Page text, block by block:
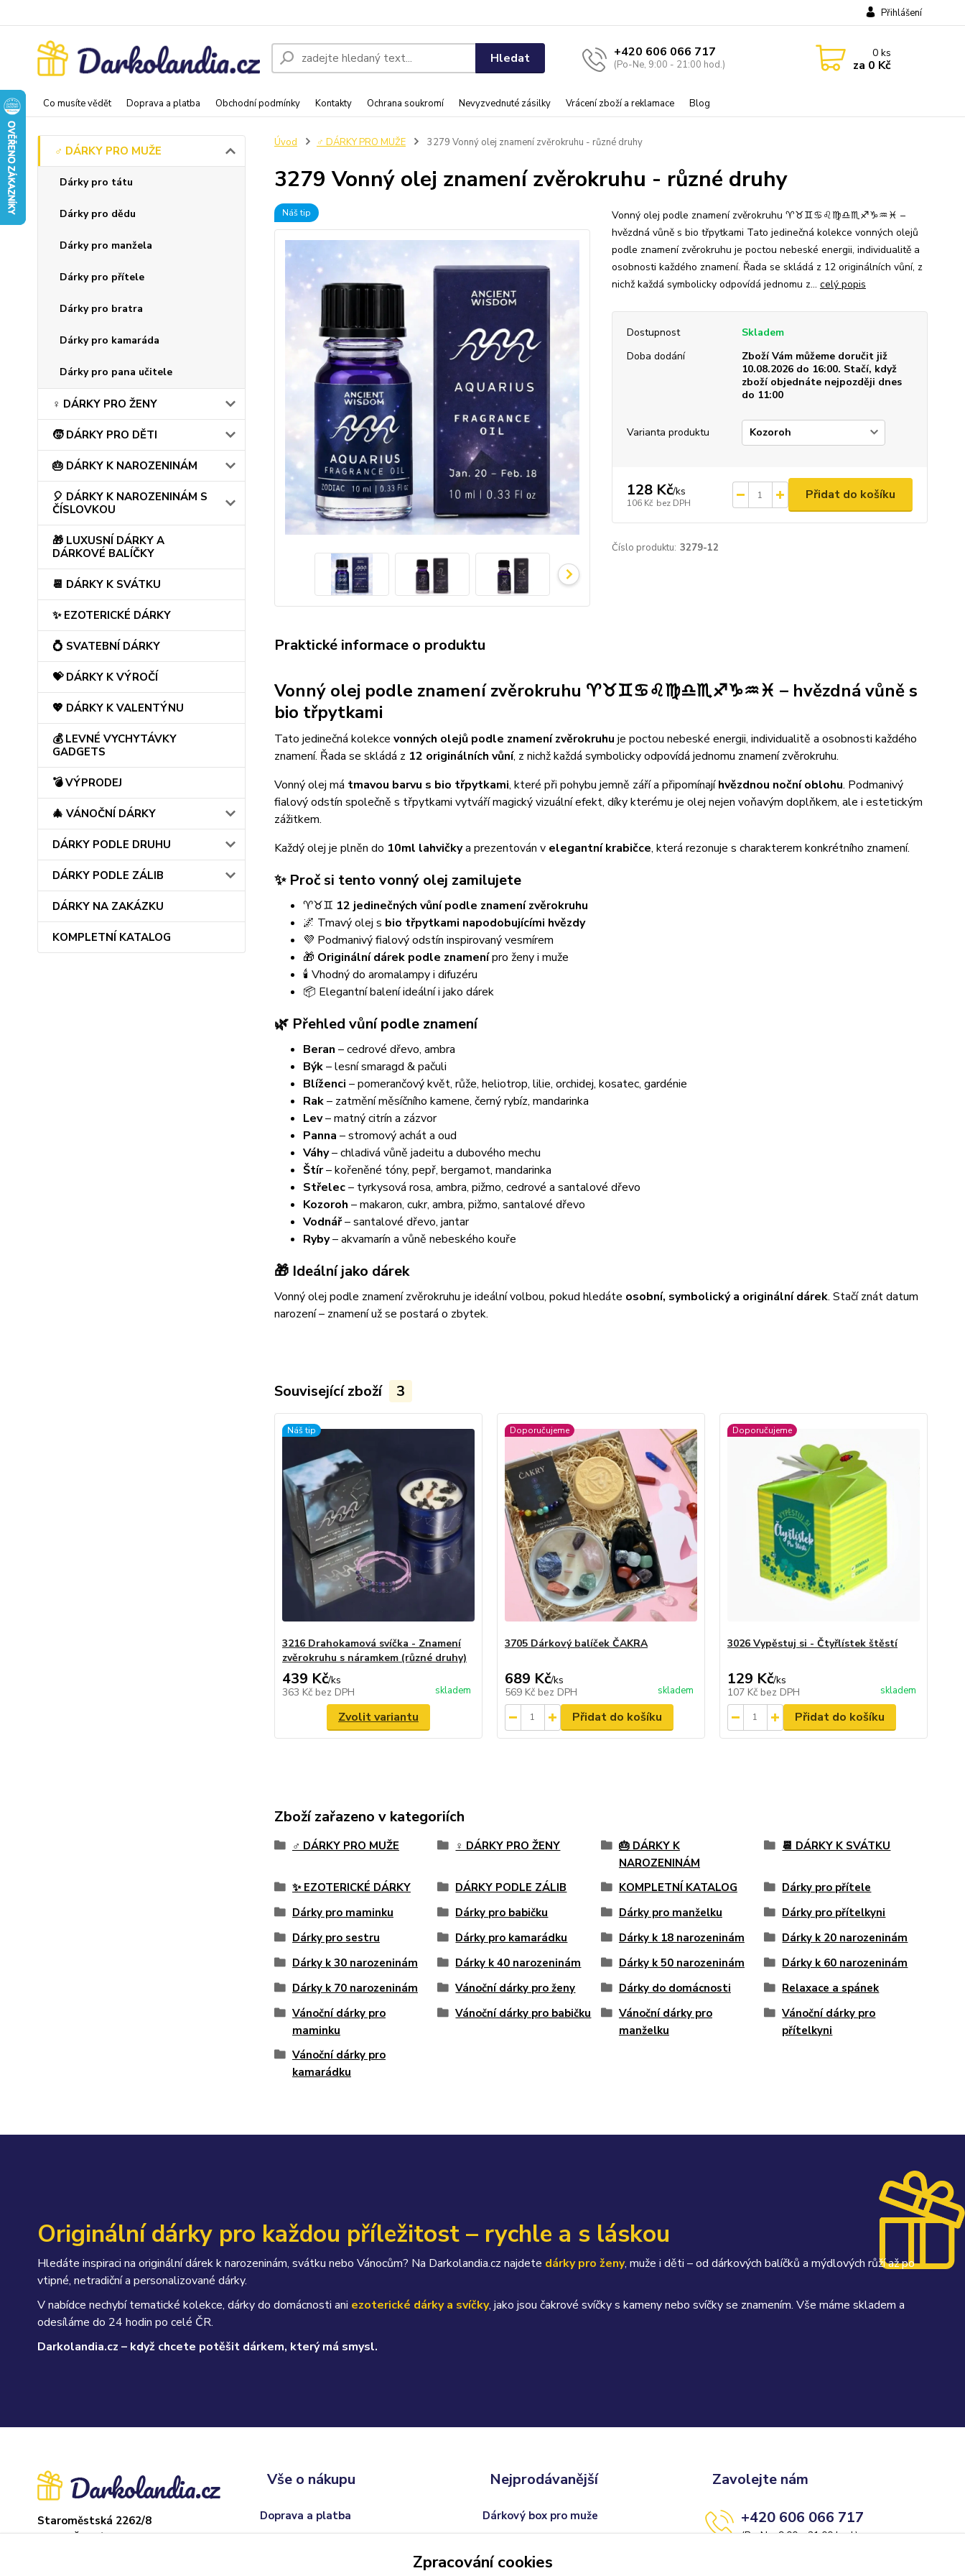
Co musíte vědět Doprava a platba Obchodní podmínky Kontakty Ochrana soukromí Nevyzvednuté zásilky Vrácení zboží a reklamace Blog
Přihlášení
Hledat +420 606 066 717
(Po-Ne, 9:00 - 21:00 hod.)
0ks
za 0 Kč
♂️ DÁRKY PRO MUŽE
Dárky pro tátu
Dárky pro dědu
Dárky pro manžela
Dárky pro přítele
Dárky pro bratra
Dárky pro kamaráda
Dárky pro pana učitele
♀️ DÁRKY PRO ŽENY
🧒 DÁRKY PRO DĚTI
🎂 DÁRKY K NAROZENINÁM
🎈 DÁRKY K NAROZENINÁM S
ČÍSLOVKOU
🎁 LUXUSNÍ DÁRKY A
DÁRKOVÉ BALÍČKY
📆 DÁRKY K SVÁTKU
✨ EZOTERICKÉ DÁRKY
💍 SVATEBNÍ DÁRKY
💝 DÁRKY K VÝROČÍ
💖 DÁRKY K VALENTÝNU
💰 LEVNÉ VYCHYTÁVKY
GADGETS
💣 VÝPRODEJ
🎄 VÁNOČNÍ DÁRKY
DÁRKY PODLE DRUHU
DÁRKY PODLE ZÁLIB
DÁRKY NA ZAKÁZKU
KOMPLETNÍ KATALOG
Úvod ♂️ DÁRKY PRO MUŽE 3279 Vonný olej znamení zvěrokruhu - různé druhy
3279 Vonný olej znamení zvěrokruhu - různé druhy
Náš tip
Vonný olej podle znamení zvěrokruhu ♈♉♊♋♌♍♎♏♐♑♒♓ –
hvězdná vůně s bio třpytkami Tato jedinečná kolekce vonných olejů
podle znamení zvěrokruhu je poctou nebeské energii, individualitě a
osobnosti každého znamení. Řada se skládá z 12 originálních vůní, z
nichž každá symbolicky odpovídá jednomu z... celý popis
Dostupnost
Skladem
Doba dodání
Zboží Vám můžeme doručit již
10.08.2026 do 16:00. Stačí, když
zboží objednáte nejpozději dnes
do 11:00
Varianta produktu
128 Kč/ks
106 Kč bez DPH
Přidat do košíku
Číslo produktu: 3279-12
Praktické informace o produktu
Vonný olej podle znamení zvěrokruhu ♈♉♊♋♌♍♎♏♐♑♒♓ – hvězdná vůně s
bio třpytkami
Tato jedinečná kolekce vonných olejů podle znamení zvěrokruhu je poctou nebeské energii, individualitě a osobnosti každého
znamení. Řada se skládá z 12 originálních vůní, z nichž každá symbolicky odpovídá jednomu znamení zvěrokruhu.
Vonný olej má tmavou barvu s bio třpytkami, které při pohybu jemně září a připomínajíhvězdnou noční oblohu. Podmanivý
fialový odstín společně s třpytkami vytváří magický vizuální efekt, díky kterému je olej nejen voňavým doplňkem, ale i estetickým
zážitkem.
Každý olej je plněn do 10ml lahvičkya prezentován v elegantní krabičce, která rezonuje s charakterem konkrétního znamení.
✨ Proč si tento vonný olej zamilujete
♈♉♊ 12 jedinečných vůní podle znamení zvěrokruhu
🌌 Tmavý olej s bio třpytkami napodobujícími hvězdy
💜 Podmanivý fialový odstín inspirovaný vesmírem
🎁 Originální dárek podle znamenípro ženy i muže
🕯️ Vhodný do aromalampy i difuzéru
📦 Elegantní balení ideální i jako dárek
🌿 Přehled vůní podle znamení
Beran – cedrové dřevo, ambra
Býk– lesní smaragd & pačuli
Blíženci – pomerančový květ, růže, heliotrop, lilie, orchidej, kosatec, gardénie
Rak– zatmění měsíčního kamene, černý rybíz, mandarinka
Lev– matný citrín a zázvor
Panna – stromový achát a oud
Váhy– chladivá vůně jadeitu a dubového mechu
Štír– kořeněné tóny, pepř, bergamot, mandarinka
Střelec– tyrkysová rosa, ambra, pižmo, cedrové a santalové dřevo
Kozoroh – makaron, cukr, ambra, pižmo, santalové dřevo
Vodnář– santalové dřevo, jantar
Ryby– akvamarín a vůně nebeského kouře
🎁 Ideální jako dárek
Vonný olej podle znamení zvěrokruhu je ideální volbou, pokud hledáte osobní, symbolický a originální dárek. Stačí znát datum
narození – znamení už se postará o zbytek.
Související zboží 3
Náš tip
3216 Drahokamová svíčka - Znamení
zvěrokruhu s náramkem (různé druhy)
439 Kč/ks
363 Kč bez DPH skladem
Zvolit variantu
Doporučujeme
3705 Dárkový balíček ČAKRA
689 Kč/ks
569 Kč bez DPH skladem
Přidat do košíku
Doporučujeme
3026 Vypěstuj si - Čtyřlístek štěstí
129 Kč/ks
107 Kč bez DPH skladem
Přidat do košíku
Zboží zařazeno v kategoriích
♂️ DÁRKY PRO MUŽE ♀️ DÁRKY PRO ŽENY
🎂 DÁRKY K
NAROZENINÁM
📆 DÁRKY K SVÁTKU
✨ EZOTERICKÉ DÁRKY DÁRKY PODLE ZÁLIB KOMPLETNÍ KATALOG
Dárky pro přítele
Dárky pro maminku
Dárky pro babičku Dárky pro manželku
Dárky pro přítelkyni
Dárky pro sestru
Dárky pro kamarádku Dárky k 18 narozeninám
Dárky k 20 narozeninám
Dárky k 30 narozeninám
Dárky k 40 narozeninám Dárky k 50 narozeninám
Dárky k 60 narozeninám
Dárky k 70 narozeninám
Vánoční dárky pro ženy Dárky do domácnosti
Relaxace a spánek
Vánoční dárky pro
maminku
Vánoční dárky pro babičku
Vánoční dárky pro
manželku
Vánoční dárky pro
přítelkyni
Vánoční dárky pro
kamarádku
Originální dárky pro každou příležitost – rychle a s láskou
Hledáte inspiraci na originální dárek k narozeninám, svátku nebo Vánocům? Na Darkolandia.cz najdete dárky pro ženy, muže i děti – od dárkových balíčků a mýdlových růží až po
vtipné, netradiční a personalizované dárky.
V nabídce nechybí tematické kolekce, dárky do domácnosti ani ezoterické dárky a svíčky, jako jsou čakrové svíčky s kameny nebo svíčky se znamením. Vše máme skladem a
odesíláme do 24 hodin po celé ČR.
Darkolandia.cz – když chcete potěšit dárkem, který má smysl.
Staroměstská 2262/8
37004 České Budějovice
Vše o nákupu
Doprava a platba
Nejprodávanější
Dárkový box pro muže
Zavolejte nám
+420 606 066 717
(Po-Ne, 9:00 - 21:00 hod.)
Zpracování cookies